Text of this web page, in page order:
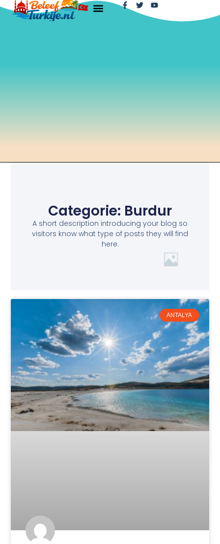
Categorie: Burdur
A short description introducing your blog so
visitors know what type of posts they will find
here.
ANTALYA